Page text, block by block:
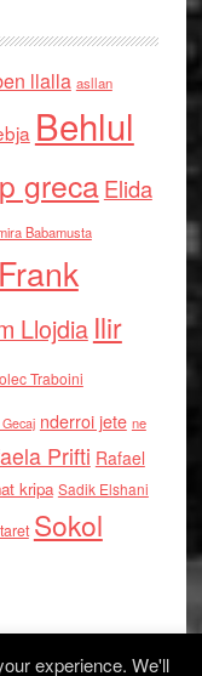
llalla asllan
Behlul
grecaElida
Babamusta
Frank
Llojdia Ilir
Traboini
nderroi jete ne
Prifti Rafael
kripa Sadik Elshani
Sokol
experience. We'll